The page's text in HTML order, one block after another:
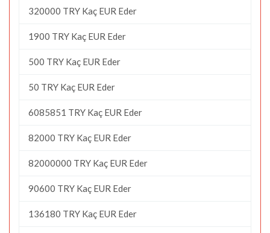
320000 TRY Kaç EUR Eder
1900 TRY Kaç EUR Eder
500 TRY Kaç EUR Eder
50 TRY Kaç EUR Eder
6085851 TRY Kaç EUR Eder
82000 TRY Kaç EUR Eder
82000000 TRY Kaç EUR Eder
90600 TRY Kaç EUR Eder
136180 TRY Kaç EUR Eder